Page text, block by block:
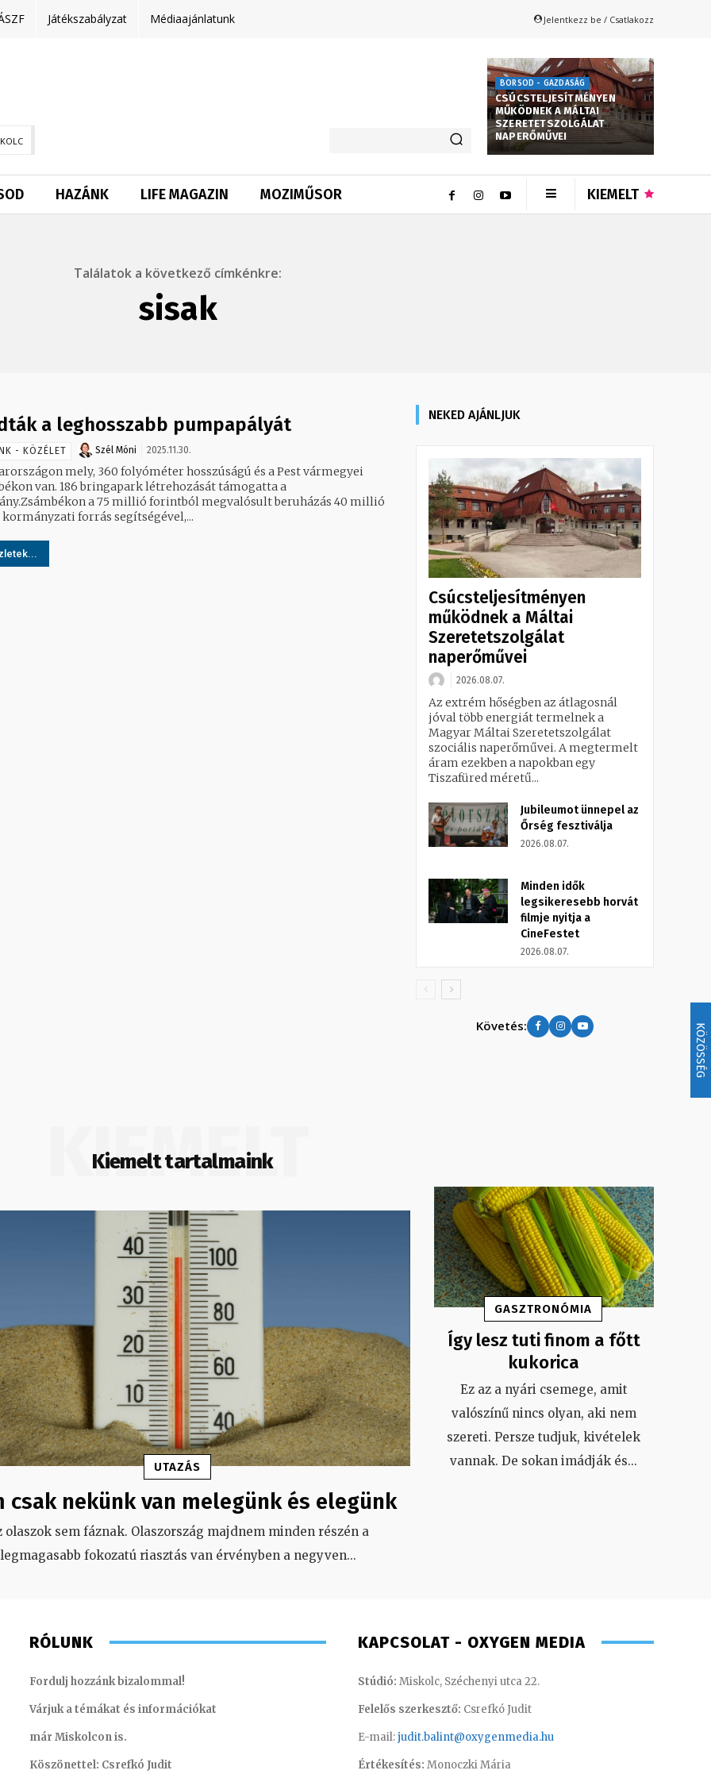
KÖZÖSSÉG
Játékszabályzat Médiaajánlatunk Jelentkezz be / Csatlakozz
BORSOD - GAZDASÁG
CSÚCSTELJESÍTMÉNYEN
MŰKÖDNEK A MÁLTAI
SZERETETSZOLGÁLAT
NAPERŐMŰVEI
HAZÁNK LIFE MAGAZIN MOZIMŰSOR KIEMELT
Találatok a következő címkénkre:
sisak
a leghosszabb pumpapályát
- KÖZÉLET Szél Móni 2025.11.30.
mely, 360 folyóméter hosszúságú és a Pest vármegyei
van. 186 bringapark létrehozását támogatta a
a 75 millió forintból megvalósult beruházás 40 millió
forrás segítségével,...
NEKED AJÁNLJUK
Csúcsteljesítményen
működnek a Máltai
Szeretetszolgálat
naperőművei
2026.08.07.
Az extrém hőségben az átlagosnál
jóval több energiát termelnek a
Magyar Máltai Szeretetszolgálat
szociális naperőművei. A megtermelt
áram ezekben a napokban egy
Tiszafüred méretű...
Jubileumot ünnepel az
Őrség fesztiválja
2026.08.07.
Minden idők
legsikeresebb horvát
filmje nyitja a
CineFestet
2026.08.07.
Követés:
Kiemelt tartalmaink
KIEMELT
UTAZÁS
csak nekünk van melegünk és elegünk
olaszok sem fáznak. Olaszország majdnem minden részén a
legmagasabb fokozatú riasztás van érvényben a negyven...
GASZTRONÓMIA
Így lesz tuti finom a főtt
kukorica
Ez az a nyári csemege, amit
valószínű nincs olyan, aki nem
szereti. Persze tudjuk, kivételek
vannak. De sokan imádják és...
RÓLUNK
Fordulj hozzánk bizalommal!
Várjuk a témákat és információkat
már Miskolcon is.
Köszönettel: Csrefkó Judit
KAPCSOLAT - OXYGEN MEDIA
Stúdió: Miskolc, Széchenyi utca 22.
Felelős szerkesztő: Csrefkó Judit
E-mail:judit.balint@oxygenmedia.hu
Értékesítés: Monoczki Mária